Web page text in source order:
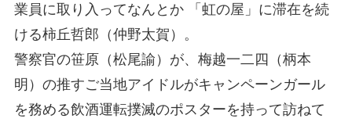
業員に取り入ってなんとか 「虹の屋」に滞在を続
ける柿丘哲郎（仲野太賀）。
警察官の笹原（松尾諭）が、梅越一二四（柄本
明）の推すご当地アイドルがキャンペーンガール
を務める飲酒運転撲滅のポスターを持って訪ねて